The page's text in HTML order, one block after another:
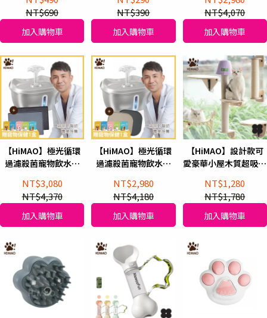
NT$690
加入購物車
NT$390
加入購物車
蓬梳(加新升級 麥飯石
濾芯1入組)
NT$4,070
加入購物車
【HiMAO】極光循環
過濾殺菌寵物飲水機
48x30cm(加新升級 麥
飯石濾芯1入組)
NT$3,080
NT$4,370
加入購物車
【HiMAO】極光循環
過濾殺菌寵物飲水機
25.8x25.8cm(加新升
級 麥飯石濾芯1入組)
NT$2,980
NT$4,180
加入購物車
【HiMAO】設計款可
愛豪華小屋木質超吸力
NT$1,280
NT$1,780
加入購物車